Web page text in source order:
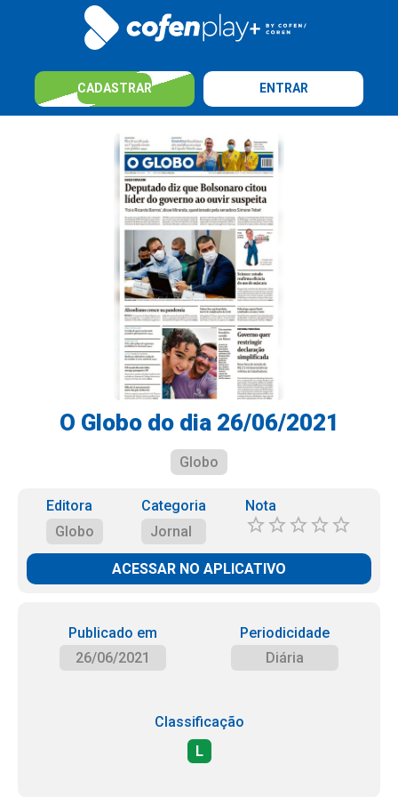
CADASTRAR ENTRAR
O Globo do dia 26/06/2021
Globo
Editora
Globo
Categoria
Jornal
Nota
ACESSAR NO APLICATIVO
Publicado em
26/06/2021
Periodicidade
Diária
Classificação
L